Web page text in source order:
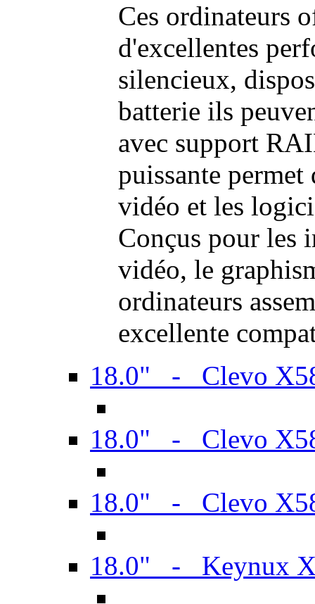
Ces ordinateurs
d'excellentes
silencieux,
batterie ils
avec support
puissante permet
vidéo et les
Conçus pour les
vidéo, le
ordinateurs
excellente
18.0" - Clevo
18.0" - Clevo
18.0" - Clevo
18.0" - Keynux